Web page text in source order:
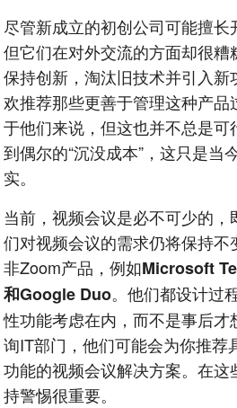
尽管新成立的初创公司可能擅长
但它们在对外交流的方面却很糟
保持创新，淘汰旧技术并引入
欢推荐那些更善于管理这种产
于他们来说，但这也并不总是
到偶尔的“沉没成本”，这只是当
实。
当前，视频会议是必不可少的，
们对视频会议的需求仍将保持
非Zoom产品，例如Microsoft
和Google Duo。他们都设计过
性功能考虑在内，而不是事后
询IT部门，他们可能会为你推荐
功能的视频会议解决方案。在
持警惕很重要。